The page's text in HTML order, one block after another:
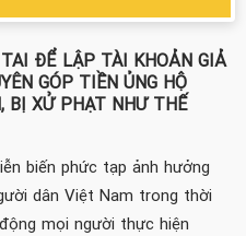
ĐỂ LẬP TÀI KHOẢN GIẢ
GÓP TIỀN ỦNG HỘ
BỊ XỬ PHẠT NHƯ THẾ
biến phức tạp ảnh hưởng
dân Việt Nam trong thời
mọi người thực hiện